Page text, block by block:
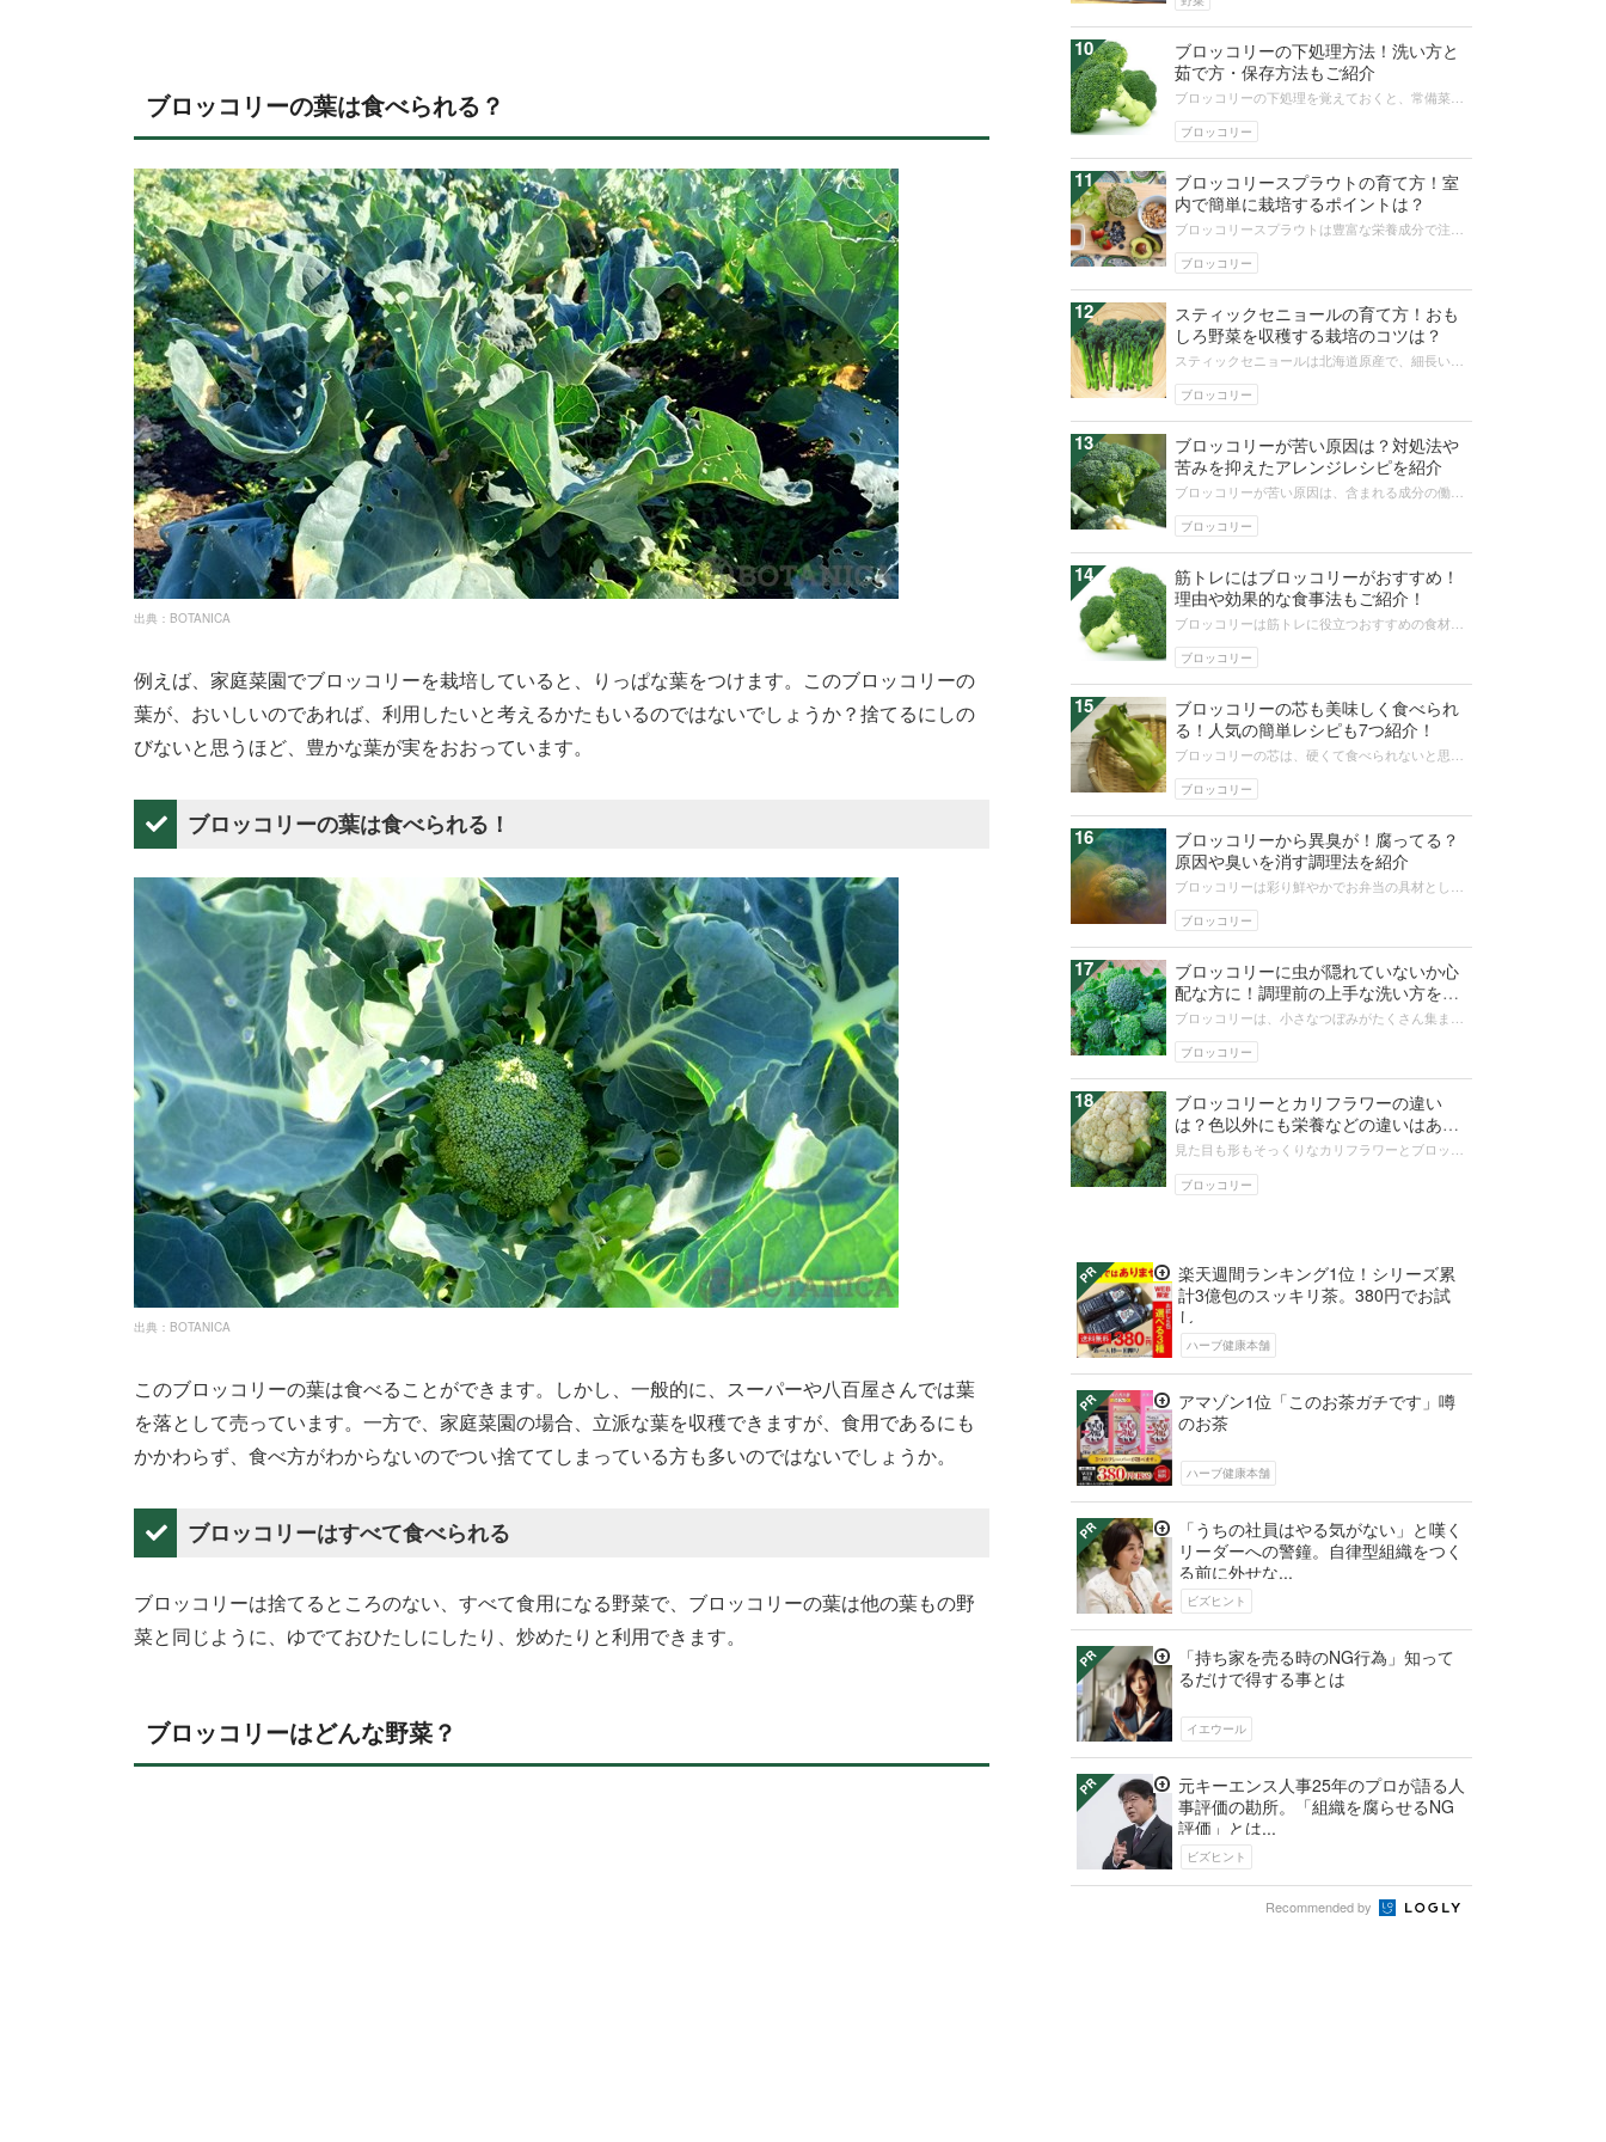
ブロッコリーの葉は食べられる？
出典：BOTANICA
例えば、家庭菜園でブロッコリーを栽培していると、りっぱな葉をつけます。このブロッコリーの
葉が、おいしいのであれば、利用したいと考えるかたもいるのではないでしょうか？捨てるにしの
びないと思うほど、豊かな葉が実をおおっています。
ブロッコリーの葉は食べられる！
出典：BOTANICA
このブロッコリーの葉は食べることができます。しかし、一般的に、スーパーや八百屋さんでは葉
を落として売っています。一方で、家庭菜園の場合、立派な葉を収穫できますが、食用であるにも
かかわらず、食べ方がわからないのでつい捨ててしまっている方も多いのではないでしょうか。
ブロッコリーはすべて食べられる
ブロッコリーは捨てるところのない、すべて食用になる野菜で、ブロッコリーの葉は他の葉もの野
菜と同じように、ゆでておひたしにしたり、炒めたりと利用できます。
ブロッコリーはどんな野菜？
10
ブロッコリー
ブロッコリーの下処理方法！洗い方と
茹で方・保存方法もご紹介
ブロッコリーの下処理を覚えておくと、常備菜作
方や切り方、茹で方、茹で時間につい...
11
ブロッコリー
ブロッコリースプラウトの育て方！室
内で簡単に栽培するポイントは？
ブロッコリースプラウトは豊富な栄養成分で注目
に購入できますが、自宅にあるもので...
12
ブロッコリー
スティックセニョールの育て方！おも
しろ野菜を収穫する栽培のコツは？
スティックセニョールは北海道原産で、細長い茎
す。珍しい野菜のひとつですが栽培方...
13
ブロッコリー
ブロッコリーが苦い原因は？対処法や
苦みを抑えたアレンジレシピを紹介
ブロッコリーが苦い原因は、含まれる成分の働き
ブロッコリーの苦みは人の体に害がな...
14
ブロッコリー
筋トレにはブロッコリーがおすすめ！
理由や効果的な食事法もご紹介！
ブロッコリーは筋トレに役立つおすすめの食材で
べ方をしなければ強く丈夫な筋肉はつ...
15
ブロッコリー
ブロッコリーの芯も美味しく食べられ
る！人気の簡単レシピも7つ紹介！
ブロッコリーの芯は、硬くて食べられないと思わ
であることがわかってきました。花蕾...
16
ブロッコリー
ブロッコリーから異臭が！腐ってる？
原因や臭いを消す調理法を紹介
ブロッコリーは彩り鮮やかでお弁当の具材として
ーを買ってきて包装を開けたときやお...
17
ブロッコリー
ブロッコリーに虫が隠れていないか心
配な方に！調理前の上手な洗い方を紹
介！
ブロッコリーは、小さなつぼみがたくさん集まっ
見えても、つぼみの中に虫が隠れてい...
18
ブロッコリー
ブロッコリーとカリフラワーの違い
は？色以外にも栄養などの違いはあ
る？
見た目も形もそっくりなカリフラワーとブロッコ
白い色の違いは歴然としていますが、...
楽天週間ランキング1位！シリーズ累
計3億包のスッキリ茶。380円でお試
し
ハーブ健康本舗
アマゾン1位「このお茶ガチです」噂
のお茶
ハーブ健康本舗
「うちの社員はやる気がない」と嘆く
リーダーへの警鐘。自律型組織をつく
る前に外せな...
ビズヒント
「持ち家を売る時のNG行為」知って
るだけで得する事とは
イエウール
元キーエンス人事25年のプロが語る人
事評価の勘所。「組織を腐らせるNG
評価」とは...
ビズヒント
Recommended by